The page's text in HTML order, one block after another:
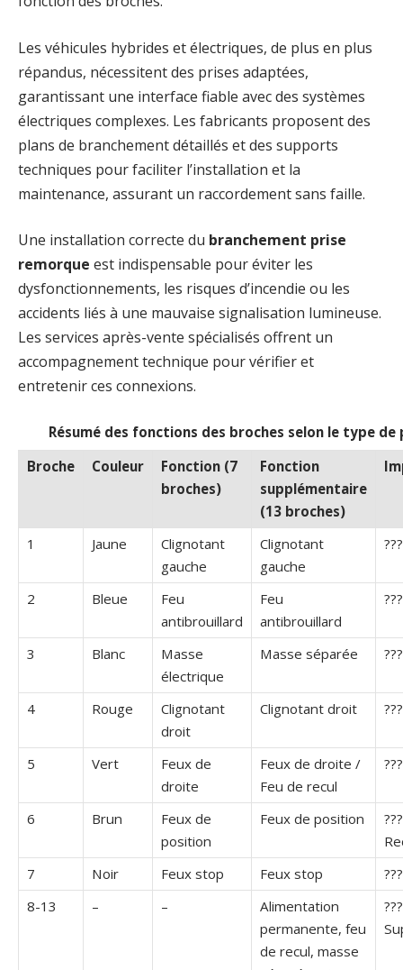
Les véhicules hybrides et électriques, de plus en plus
répandus, nécessitent des prises adaptées,
garantissant une interface fiable avec des systèmes
électriques complexes. Les fabricants proposent des
plans de branchement détaillés et des supports
techniques pour faciliter l’installation et la
maintenance, assurant un raccordement sans faille.
Une installation correcte du branchement prise
remorque est indispensable pour éviter les
dysfonctionnements, les risques d’incendie ou les
accidents liés à une mauvaise signalisation lumineuse.
Les services après-vente spécialisés offrent un
accompagnement technique pour vérifier et
entretenir ces connexions.
Résumé des fonctions des broches selon le type de
Broche
Couleur
Fonction (7
broches)
Fonction
supplémentaire
(13 broches)
1 Jaune
Clignotant
gauche
Clignotant
gauche
2 Bleue
Feu
antibrouillard
Feu
antibrouillard
3 Blanc
Masse
électrique
Masse séparée
4 Rouge
Clignotant
droit
Clignotant droit
5 Vert
Feux de
droite
Feux de droite /
Feu de recul
6 Brun
Feux de
position
Feux de position
7
Noir Feux stop Feux stop
8-13
– –
Alimentation
permanente, feu
de recul, masse